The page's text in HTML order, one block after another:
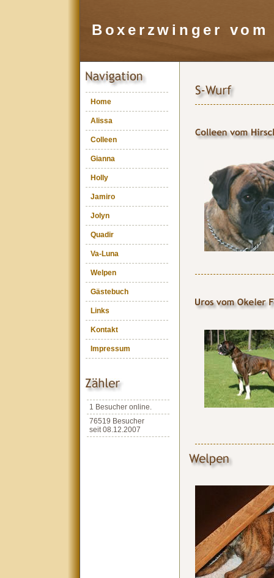
Boxerzwinger
Home
Alissa
Colleen
Gianna
Holly
Jamiro
Jolyn
Quadir
Va-Luna
Welpen
Gästebuch
Links
Kontakt
Impressum
1 Besucher online.
76519 Besucher
seit 08.12.2007